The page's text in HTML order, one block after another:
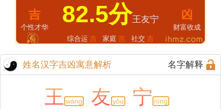
吉
个性才华 82.5分王友宁
综合运 吉 家庭 吉 社交 吉
凶
财富收成
姓名汉字吉凶寓意解析 名字解释
王 wáng 友 yǒu 宁 nìng